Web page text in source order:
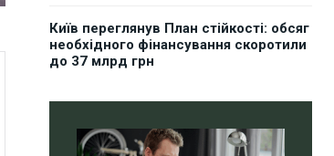
Київ переглянув План стійкості: обсяг
необхідного фінансування скоротили
до 37 млрд грн